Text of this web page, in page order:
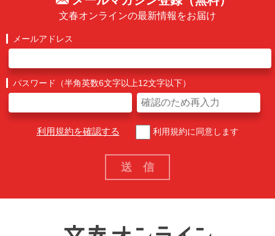
文春オンラインの最新情報をお届け
メールアドレス
パスワード（半角英数6文字以上12文字以下）
利用規約を確認する 利用規約に同意します